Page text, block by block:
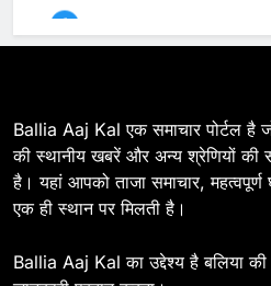
7
BALLIA
8
के साथ
BALLIA
Ballia Aaj Kal एक समाचार पोर्टल है
की स्थानीय खबरें और अन्य श्रेणियों की
है। यहां आपको ताजा समाचार,
एक ही स्थान पर मिलती है।
Ballia Aaj Kal का उद्देश्य है बलिया